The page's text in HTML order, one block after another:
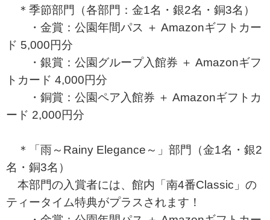
＊季節部門（各部門：金1名・銀2名・銅3名）
・金賞：公園年間パス ＋ Amazonギフトカー
ド 5,000円分
・銀賞：公園グループ入館券 ＋ Amazonギフ
トカード 4,000円分
・銅賞：公園ペア入館券 ＋ Amazonギフトカ
ード 2,000円分
＊「雨～Rainy Elegance～」部門（金1名・銀2
名・銅3名）
本部門の入賞者には、館内「南4番Classic」の
ティータイム特典がプラスされます！